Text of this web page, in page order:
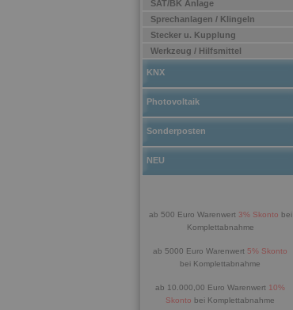
SAT/BK Anlage
Sprechanlagen / Klingeln
Stecker u. Kupplung
Werkzeug / Hilfsmittel
KNX
Photovoltaik
Sonderposten
NEU
ab 500 Euro Warenwert 3% Skonto bei
Komplettabnahme
ab 5000 Euro Warenwert 5% Skonto
bei Komplettabnahme
ab 10.000,00 Euro Warenwert 10%
Skonto bei Komplettabnahme